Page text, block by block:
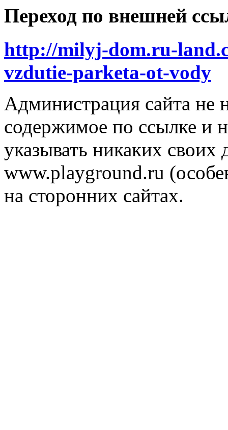
Переход по внешней
http://milyj-dom.ru-
vzdutie-parketa-ot-vody
Администрация сайта не
содержимое по ссылке и
указывать никаких
www.playground.ru
на сторонних сайтах.